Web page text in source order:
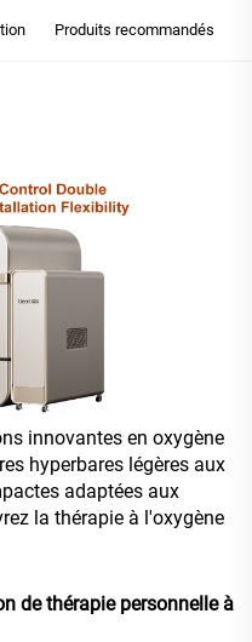
Produits recommandés
innovantes en oxygène
hyperbares légères aux
adaptées aux
la thérapie à l'oxygène
de thérapie personnelle à